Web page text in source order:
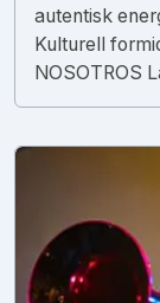
autentisk
Kulturell
NOSOTROS